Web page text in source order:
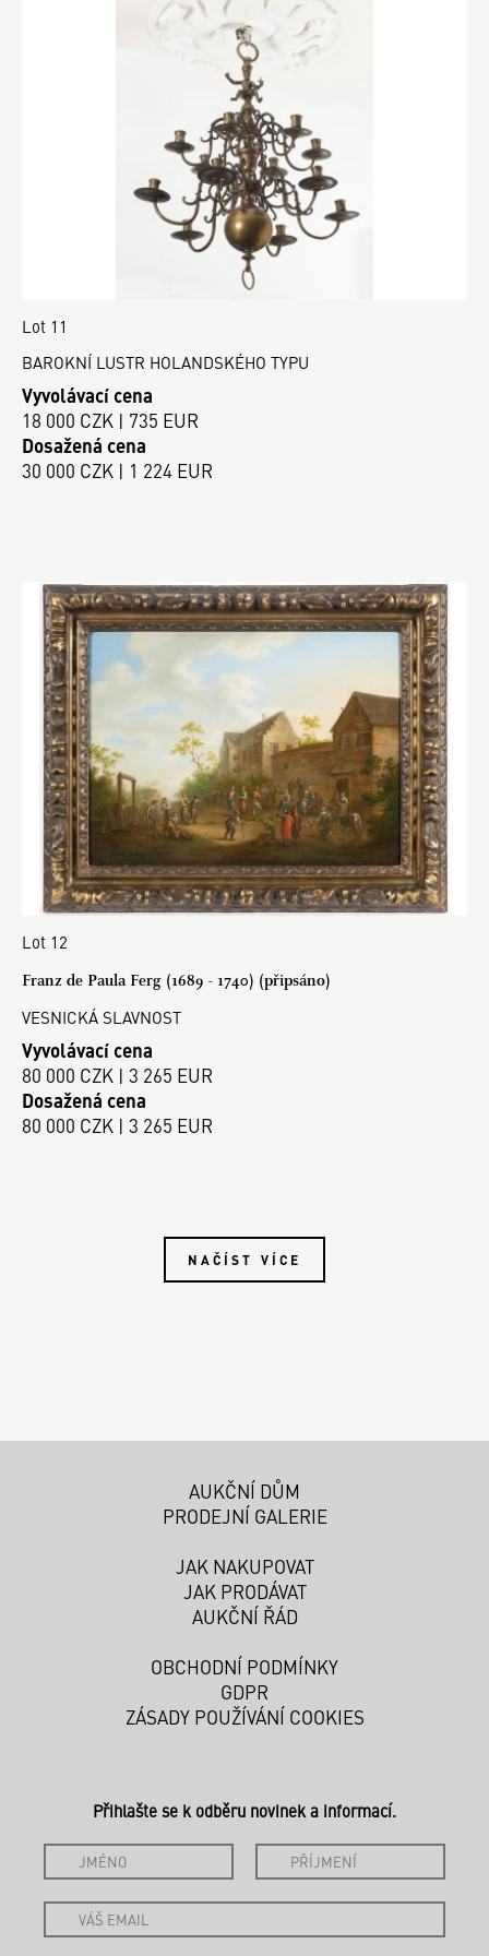
Lot 11
BAROKNÍ LUSTR HOLANDSKÉHO TYPU
Vyvolávací cena
18 000 CZK | 735 EUR
Dosažená cena
30 000 CZK | 1 224 EUR
Lot 12
Franz de Paula Ferg (1689 - 1740) (připsáno)
VESNICKÁ SLAVNOST
Vyvolávací cena
80 000 CZK | 3 265 EUR
Dosažená cena
80 000 CZK | 3 265 EUR
NAČÍST VÍCE
AUKČNÍ DŮM
PRODEJNÍ GALERIE
JAK NAKUPOVAT
JAK PRODÁVAT
AUKČNÍ ŘÁD
OBCHODNÍ PODMÍNKY
GDPR
ZÁSADY POUŽÍVÁNÍ COOKIES
Přihlašte se k odběru novinek a informací.